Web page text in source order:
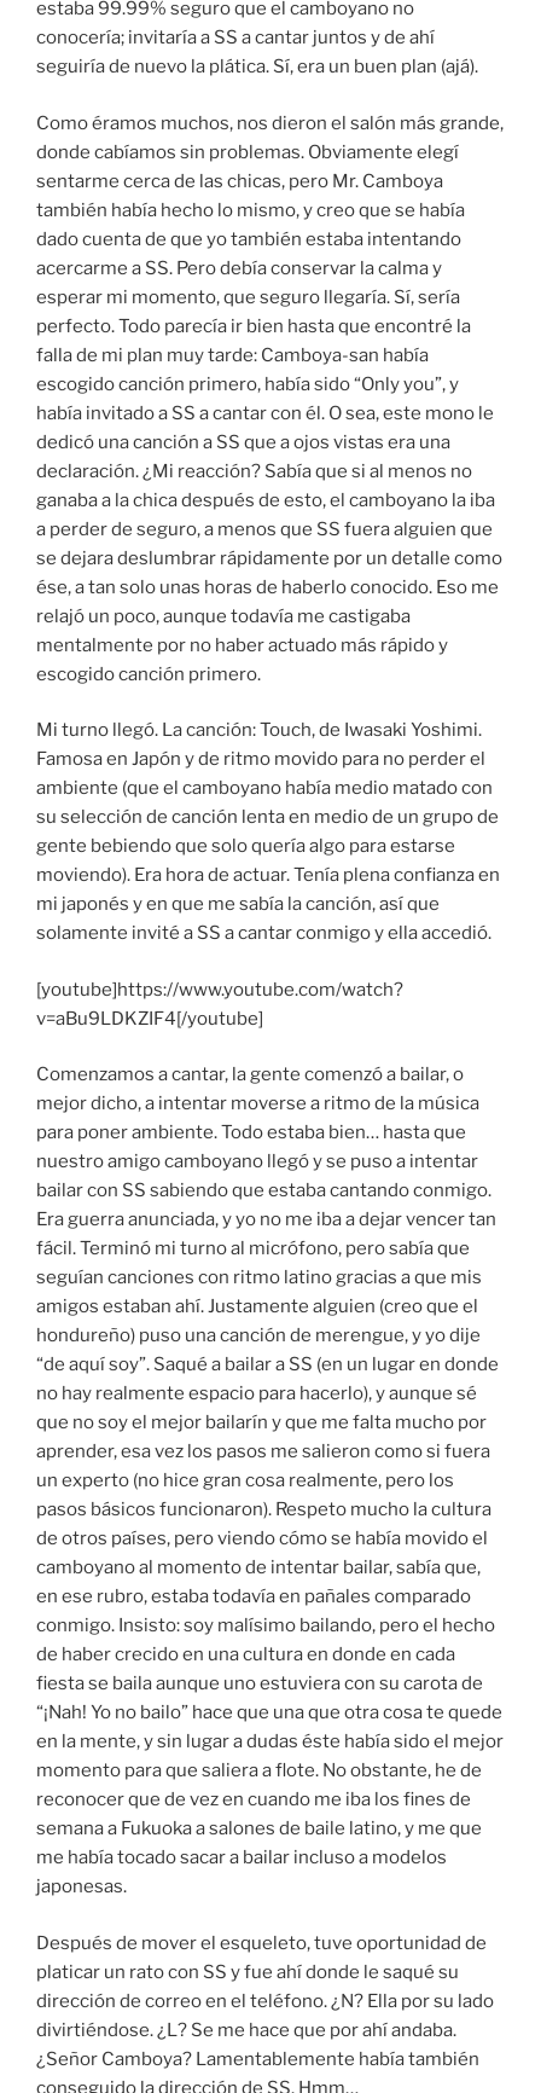
estaba 99.99% seguro que el camboyano no
conocería; invitaría a SS a cantar juntos y de ahí
seguiría de nuevo la plática. Sí, era un buen plan (ajá).
Como éramos muchos, nos dieron el salón más grande,
donde cabíamos sin problemas. Obviamente elegí
sentarme cerca de las chicas, pero Mr. Camboya
también había hecho lo mismo, y creo que se había
dado cuenta de que yo también estaba intentando
acercarme a SS. Pero debía conservar la calma y
esperar mi momento, que seguro llegaría. Sí, sería
perfecto. Todo parecía ir bien hasta que encontré la
falla de mi plan muy tarde: Camboya-san había
escogido canción primero, había sido “Only you”, y
había invitado a SS a cantar con él. O sea, este mono le
dedicó una canción a SS que a ojos vistas era una
declaración. ¿Mi reacción? Sabía que si al menos no
ganaba a la chica después de esto, el camboyano la iba
a perder de seguro, a menos que SS fuera alguien que
se dejara deslumbrar rápidamente por un detalle como
ése, a tan solo unas horas de haberlo conocido. Eso me
relajó un poco, aunque todavía me castigaba
mentalmente por no haber actuado más rápido y
escogido canción primero.
Mi turno llegó. La canción: Touch, de Iwasaki Yoshimi.
Famosa en Japón y de ritmo movido para no perder el
ambiente (que el camboyano había medio matado con
su selección de canción lenta en medio de un grupo de
gente bebiendo que solo quería algo para estarse
moviendo). Era hora de actuar. Tenía plena confianza en
mi japonés y en que me sabía la canción, así que
solamente invité a SS a cantar conmigo y ella accedió.
[youtube]https://www.youtube.com/watch?
v=aBu9LDKZIF4[/youtube]
Comenzamos a cantar, la gente comenzó a bailar, o
mejor dicho, a intentar moverse a ritmo de la música
para poner ambiente. Todo estaba bien… hasta que
nuestro amigo camboyano llegó y se puso a intentar
bailar con SS sabiendo que estaba cantando conmigo.
Era guerra anunciada, y yo no me iba a dejar vencer tan
fácil. Terminó mi turno al micrófono, pero sabía que
seguían canciones con ritmo latino gracias a que mis
amigos estaban ahí. Justamente alguien (creo que el
hondureño) puso una canción de merengue, y yo dije
“de aquí soy”. Saqué a bailar a SS (en un lugar en donde
no hay realmente espacio para hacerlo), y aunque sé
que no soy el mejor bailarín y que me falta mucho por
aprender, esa vez los pasos me salieron como si fuera
un experto (no hice gran cosa realmente, pero los
pasos básicos funcionaron). Respeto mucho la cultura
de otros países, pero viendo cómo se había movido el
camboyano al momento de intentar bailar, sabía que,
en ese rubro, estaba todavía en pañales comparado
conmigo. Insisto: soy malísimo bailando, pero el hecho
de haber crecido en una cultura en donde en cada
fiesta se baila aunque uno estuviera con su carota de
“¡Nah! Yo no bailo” hace que una que otra cosa te quede
en la mente, y sin lugar a dudas éste había sido el mejor
momento para que saliera a flote. No obstante, he de
reconocer que de vez en cuando me iba los fines de
semana a Fukuoka a salones de baile latino, y me que
me había tocado sacar a bailar incluso a modelos
japonesas.
Después de mover el esqueleto, tuve oportunidad de
platicar un rato con SS y fue ahí donde le saqué su
dirección de correo en el teléfono. ¿N? Ella por su lado
divirtiéndose. ¿L? Se me hace que por ahí andaba.
¿Señor Camboya? Lamentablemente había también
conseguido la dirección de SS. Hmm…